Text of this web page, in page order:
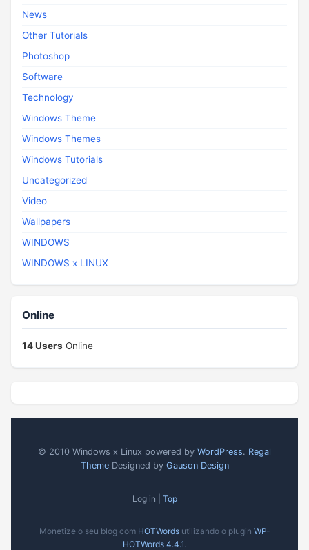
News
Other Tutorials
Photoshop
Software
Technology
Windows Theme
Windows Themes
Windows Tutorials
Uncategorized
Video
Wallpapers
WINDOWS
WINDOWS x LINUX
Online
14 Users Online
© 2010 Windows x Linux powered by WordPress. Regal
ThemeDesigned by Gauson Design
Log in | Top
Monetize o seu blog com HOTWordsutilizando o plugin WP-
HOTWords 4.4.1.